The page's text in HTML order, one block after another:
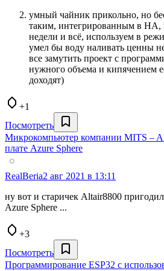
умный чайник прикольно, но
таким, интегрированным в HA,
недели и всё, используем в
умел бы воду наливать ценны
все замутить проект с
нужного объема и кипячением
доходят)
+1
Посмотреть
Микрокомпьютер компании MITS –
плате Azure Sphere
RealBeria2 авг 2021 в 13:11
ну вот и старичек Altair8800
Azure Sphere ...
+3
Посмотреть
Программирование ESP32 с